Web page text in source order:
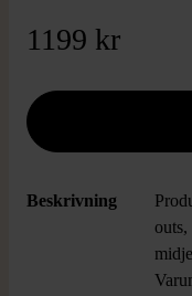
1199 kr
Beskrivning